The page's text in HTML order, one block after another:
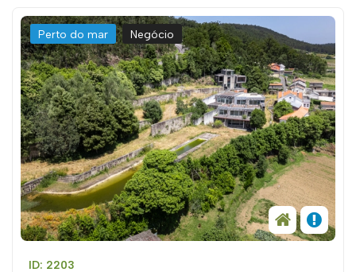
Perto do mar Negócio
ID: 2203